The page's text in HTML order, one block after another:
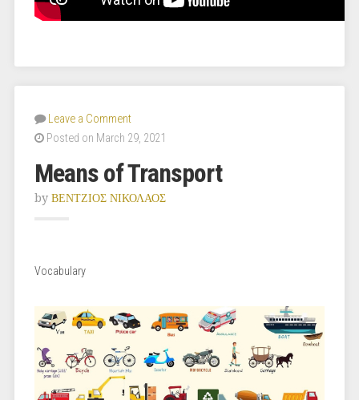
Leave a Comment
Posted on March 29, 2021
Means of Transport
by ΒΕΝΤΖΙΟΣ ΝΙΚΟΛΑΟΣ
Vocabulary